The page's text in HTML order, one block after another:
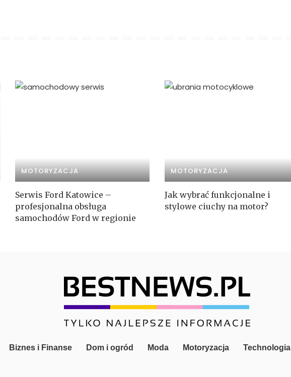
MOTORYZACJA
Serwis Ford Katowice –
profesjonalna obsługa
samochodów Ford w regionie
MOTORYZACJA
Jak wybrać funkcjonalne i
stylowe ciuchy na motor?
Biznes i Finanse Dom i ogród Moda Motoryzacja Technologia